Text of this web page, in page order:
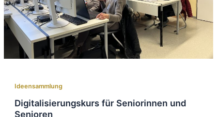
Ideensammlung
Digitalisierungskurs für Seniorinnen und
Senioren